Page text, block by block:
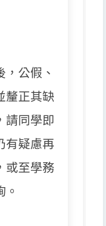
公假、
釐正其缺
請同學即
有疑慮再
或至學務